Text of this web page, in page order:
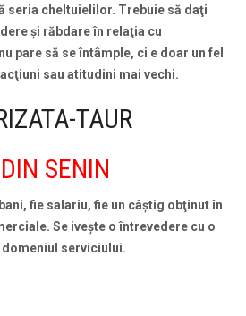
seria cheltuielilor. Trebuie să daţi
şi răbdare în relaţia cu
pare să se întâmple, ci e doar un fel
sau atitudini mai vechi.
TAUR
SENIN
fie salariu, fie un câştig obţinut în
Se iveşte o întrevedere cu o
serviciului.